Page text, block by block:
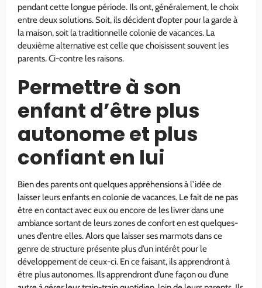
pendant cette longue période. Ils ont, généralement, le choix
entre deux solutions. Soit, ils décident d’opter pour la garde à
la maison, soit la traditionnelle colonie de vacances. La
deuxième alternative est celle que choisissent souvent les
parents. Ci-contre les raisons.
Permettre à son
enfant d’être plus
autonome et plus
confiant en lui
Bien des parents ont quelques appréhensions à l’idée de
laisser leurs enfants en colonie de vacances. Le fait de ne pas
être en contact avec eux ou encore de les livrer dans une
ambiance sortant de leurs zones de confort en est quelques-
unes d’entre elles. Alors que laisser ses marmots dans ce
genre de structure présente plus d’un intérêt pour le
développement de ceux-ci. En ce faisant, ils apprendront à
être plus autonomes. Ils apprendront d’une façon ou d’une